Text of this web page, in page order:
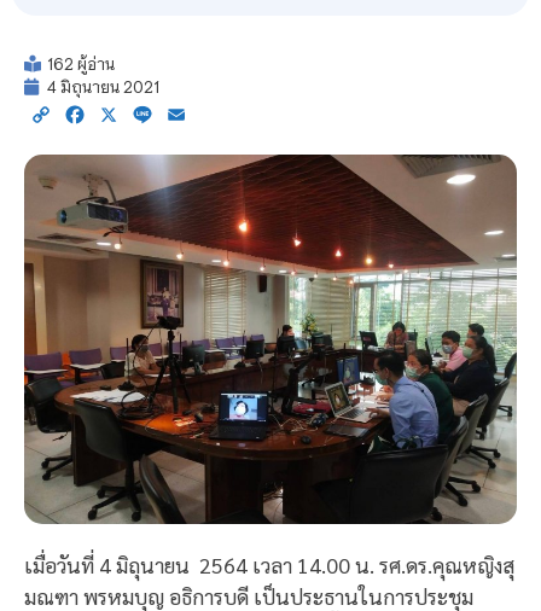
162 ผู้อ่าน
4 มิถุนายน 2021
Copy Facebook
X Line
เมื่อวันที่ 4 มิถุนายน 2564 เวลา 14.00 น. รศ.ดร.คุณหญิงสุ
มณฑา พรหมบุญ อธิการบดี เป็นประธานในการประชุม